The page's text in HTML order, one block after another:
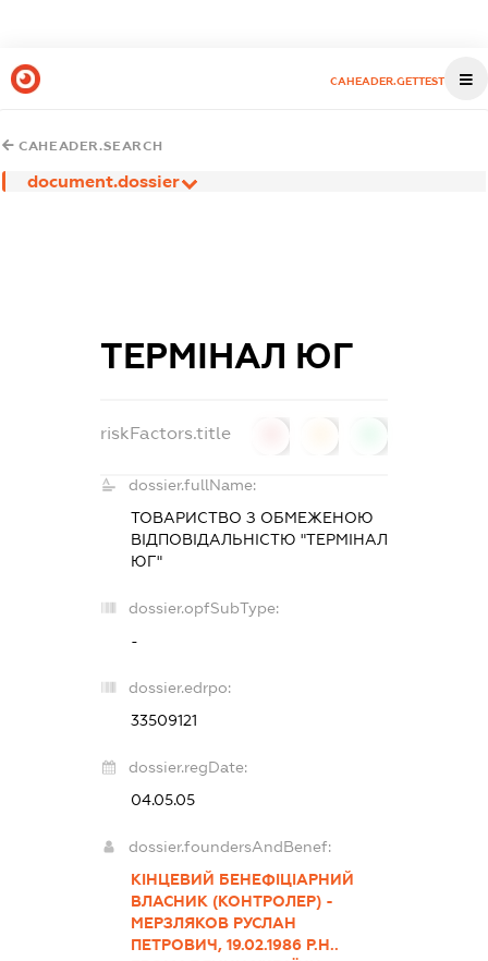
CAHEADER.GETTEST
CAHEADER.SEARCH
document.dossier
ТЕРМІНАЛ ЮГ
riskFactors.title
dossier.fullName:
ТОВАРИСТВО З ОБМЕЖЕНОЮ
ВІДПОВІДАЛЬНІСТЮ "ТЕРМІНАЛ
ЮГ"
dossier.opfSubType:
-
dossier.edrpo:
33509121
dossier.regDate:
04.05.05
dossier.foundersAndBenef:
КІНЦЕВИЙ БЕНЕФІЦІАРНИЙ
ВЛАСНИК (КОНТРОЛЕР) -
МЕРЗЛЯКОВ РУСЛАН
ПЕТРОВИЧ, 19.02.1986 Р.Н..